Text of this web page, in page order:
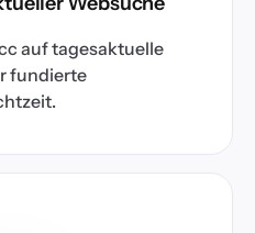
auf tagesaktuelle
fundierte